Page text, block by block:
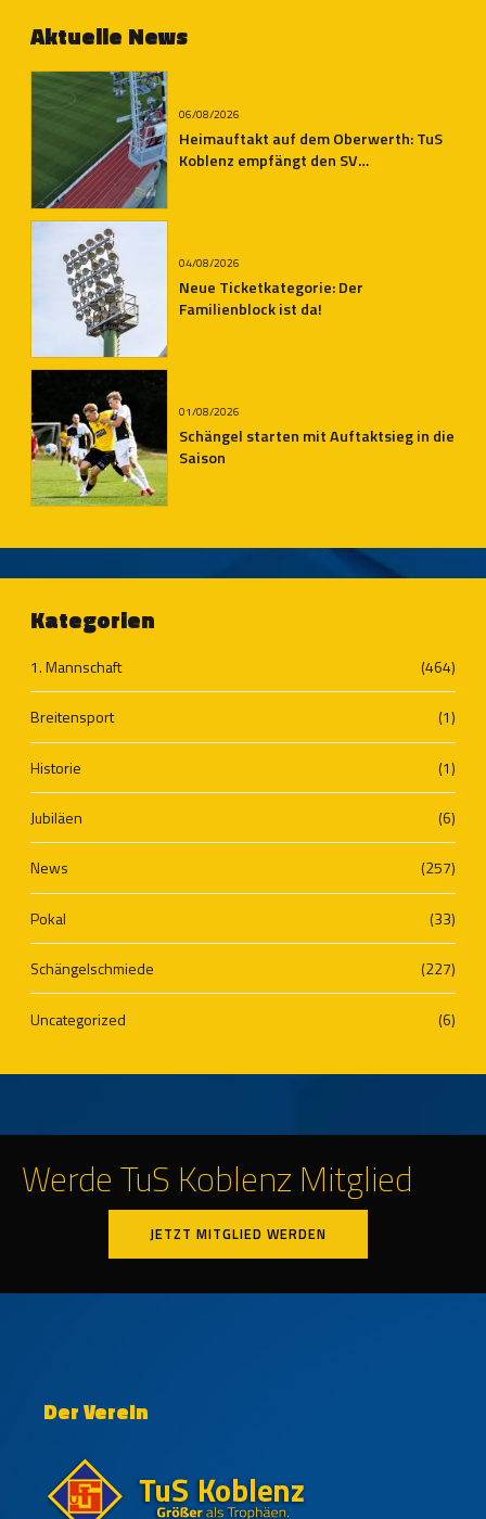
Aktuelle News
06/08/2026
Heimauftakt auf dem Oberwerth: TuS
Koblenz empfängt den SV
04/08/2026
Neue Ticketkategorie: Der
Familienblock ist da!
01/08/2026
Schängel starten mit Auftaktsieg in die
Saison
Kategorien
1. Mannschaft (464)
Breitensport (1)
Historie (1)
Jubiläen (6)
News (257)
Pokal (33)
Schängelschmiede (227)
Uncategorized (6)
Werde TuS Koblenz Mitglied
JETZT MITGLIED WERDEN
Der Verein